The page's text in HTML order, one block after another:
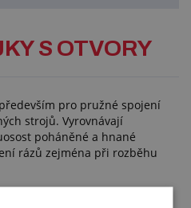
S OTVORY
pro pružné spojení
strojů. Vyrovnávají
poháněné a hnané
rázů zejména při rozběhu